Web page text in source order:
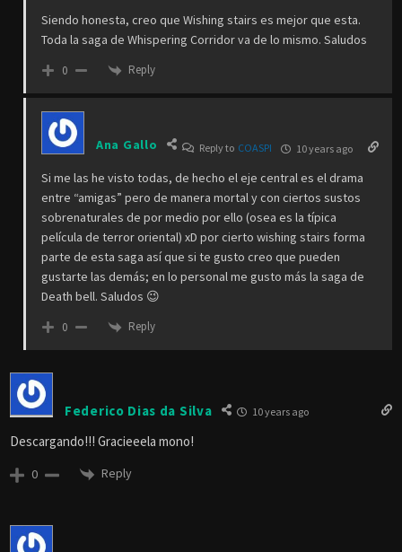
Siendo honesta, creo que Wishing stairs es mejor que esta.
Toda la saga de Whispering Corridor va de lo mismo. Saludos
0 Reply
Ana Gallo Reply to COASPI 10 years ago
Si me las he visto todas, de hecho el eje central es el drama
entre “amigas” pero de manera mortal y con ciertos sustos
sobrenaturales de por medio por ello (osea es la típica
película de terror oriental) xD por cierto wishing stairs forma
parte de esta saga así que si te gusto creo que pueden
gustarte las demás; en lo personal me gusto más la saga de
Death bell. Saludos 😉
0 Reply
Federico Dias da Silva 10 years ago
Descargando!!! Gracieeela mono!
0 Reply